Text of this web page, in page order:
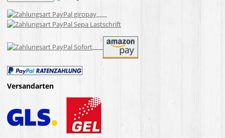
Versandarten